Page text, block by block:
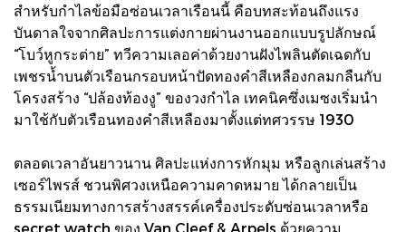
สำหรับกำไลข้อมือซ่อนเวลาเรือนนี้ คือบทสะท้อนถึงแรง
บันดาลใจจากศิลปะการแต่งกายผ่านงานออกแบบรูปลักษณ์
“โบว์หูกระต่าย” ทวีความเลอค่าด้วยงานฝังไพลินตัดเฉดกับ
เพชรน้ำบนตัวเรือนกรอบหน้าปัดทองคำสีเหลืองกลมกลืนกับ
โครงสร้าง “ปล้องท้องงู” ของวงกำไล เทคนิคซึ่งเมซงเริ่มนำ
มาใช้กับตัวเรือนทองคำสีเหลืองมาตั้งแต่ทศวรรษ 1930
ตลอดเวลาอันยาวนาน ศิลปะแห่งการหักมุม หรือลูกเล่นสร้าง
เซอร์ไพรส์ ชวนพิศวงเหนือความคาดหมาย ได้กลายเป็น
ธรรมเนียมทางการสร้างสรรค์เครื่องประดับซ่อนเวลาหรือ
secret watch ของ Van Cleef & Arpels ด้วยความ